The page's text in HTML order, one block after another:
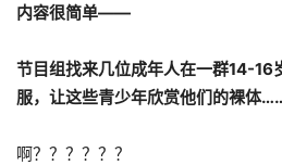
内容很简单——
节目组找来几位成年人在一群14-16
服，让这些青少年欣赏他们的裸体
啊？？？？？？